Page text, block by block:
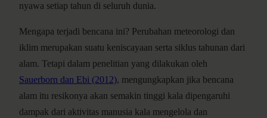
nyawa setiap tahun di seluruh dunia.
Mengapa terjadi bencana ini? Perubahan meteorologi dan
iklim merupakan suatu keniscayaan serta siklus tahunan dari
alam. Tetapi dalam penelitian yang dilakukan oleh
Sauerborn dan Ebi (2012), mengungkapkan jika bencana
alam itu resikonya akan semakin tinggi kala dipengaruhi
dampak dari aktivitas manusia kala mengelola dan